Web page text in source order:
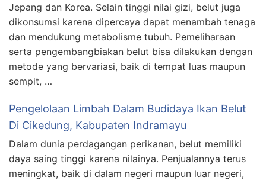
Jepang dan Korea. Selain tinggi nilai gizi, belut juga
dikonsumsi karena dipercaya dapat menambah tenaga
dan mendukung metabolisme tubuh. Pemeliharaan
serta pengembangbiakan belut bisa dilakukan dengan
metode yang bervariasi, baik di tempat luas maupun
sempit, …
Pengelolaan Limbah Dalam Budidaya Ikan Belut
Di Cikedung, Kabupaten Indramayu
Dalam dunia perdagangan perikanan, belut memiliki
daya saing tinggi karena nilainya. Penjualannya terus
meningkat, baik di dalam negeri maupun luar negeri,